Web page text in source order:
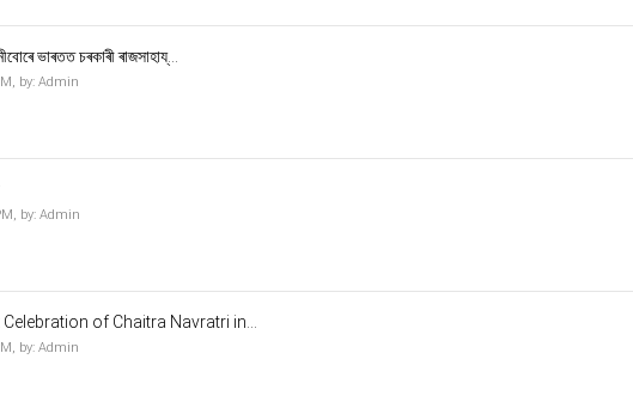
ভাৰতত চৰকাৰী ৰাজসাহায্...
by: Admin
by: Admin
of Chaitra Navratri in...
by: Admin